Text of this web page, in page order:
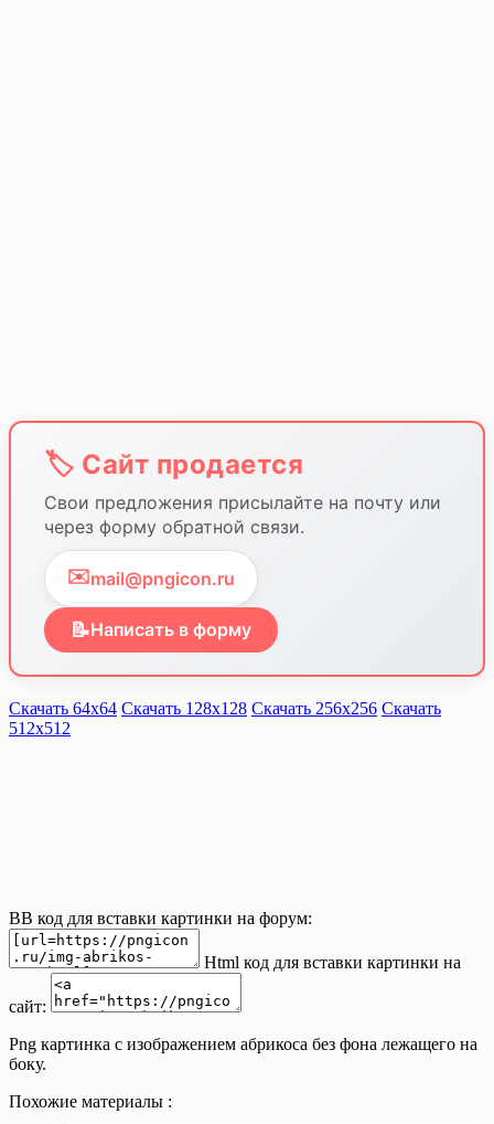
🏷️ Сайт продается
Свои предложения присылайте на почту или
через форму обратной связи.
✉️mail@pngicon.ru
📝Написать в форму
Скачать 64х64 Скачать 128х128 Скачать 256х256 Скачать
512х512
BB код для вставки картинки на форум:
Html код для вставки картинки на
сайт:
Png картинка с изображением абрикоса без фона лежащего на
боку.
Похожие материалы :